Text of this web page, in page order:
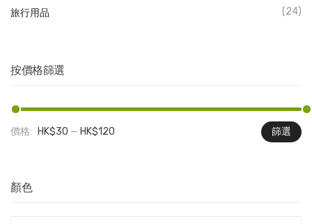
旅行用品 (24)
按價格篩選
篩選
價格: HK$30 — HK$120
顏色